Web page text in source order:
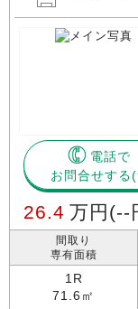
電話で
お問合せする
26.4 万円 (--
間取り
専有面積
1R
71.6㎡